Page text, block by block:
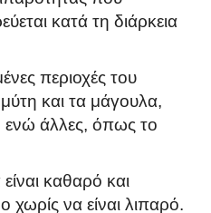
κατά τη διάρκεια
περιοχές του
και τα μάγουλα,
ενώ άλλες, όπως το
καθαρό και
χωρίς να είναι λιπαρό.